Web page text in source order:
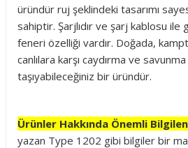
üründür ruj şeklindeki tasarımı
sahiptir. Şarjlıdır ve şarj kablosu ile
feneri özelliği vardır. Doğada,
canlılara karşı caydırma ve savunma
taşıyabileceğiniz bir üründür.
Ürünler Hakkında Önemli
yazan Type 1202 gibi bilgiler bir